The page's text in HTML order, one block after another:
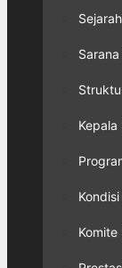
Kepala
Komite